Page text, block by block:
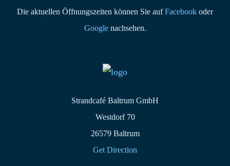
Die aktuellen Öffnungszeiten können Sie aufFacebook oder
Googlenachsehen.
Strandcafé Baltrum GmbH
Westdorf 70
26579 Baltrum
Get Direction